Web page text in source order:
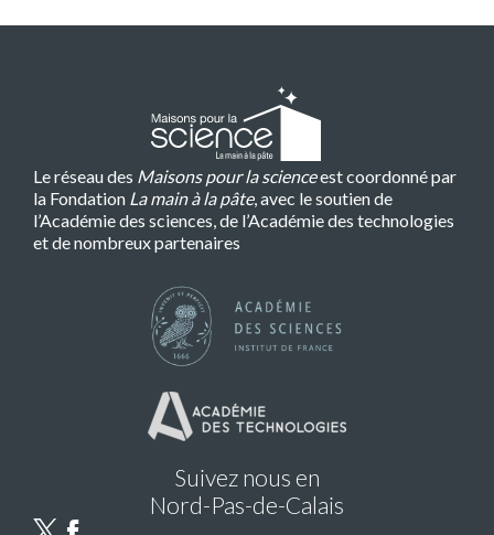
Le réseau des Maisons pour la scienceest coordonné par
la Fondation La main à la pâte, avec le soutien de
l’Académie des sciences, de l’Académie des technologies
et de nombreux partenaires
Suivez nous en
Nord-Pas-de-Calais